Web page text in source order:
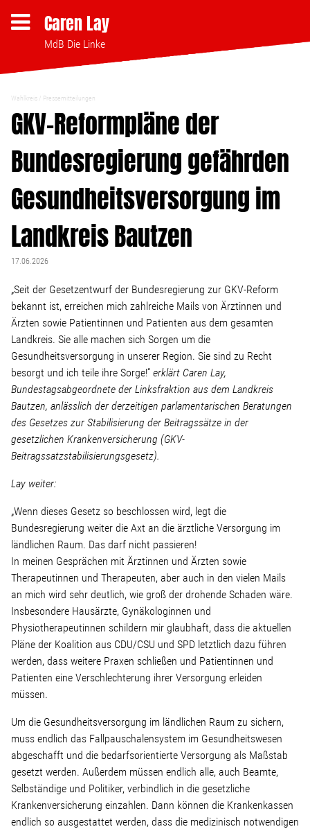
Caren Lay
MdB Die Linke
Themen
Bezahlbares Wohnen
Clubsterben stoppen
Strukturwandel
Linke Zukunftsdebatte
Sonstiges
Wahlkreis
Pressemitteilungen
Pressebilder
Service
Termine
Stellenangebot
Team
Transparenz
Mediathek
Wahlkreis Pressemitteilungen
GKV-Reformpläne der
Bundesregierung gefährden
Gesundheitsversorgung im
Landkreis Bautzen
17.06.2026
„Seit der Gesetzentwurf der Bundesregierung zur GKV-Reform
bekannt ist, erreichen mich zahlreiche Mails von Ärztinnen und
Ärzten sowie Patientinnen und Patienten aus dem gesamten
Landkreis. Sie alle machen sich Sorgen um die
Gesundheitsversorgung in unserer Region. Sie sind zu Recht
besorgt und ich teile ihre Sorge!“ erklärt Caren Lay,
Bundestagsabgeordnete der Linksfraktion aus dem Landkreis
Bautzen, anlässlich der derzeitigen parlamentarischen Beratungen
des Gesetzes zur Stabilisierung der Beitragssätze in der
gesetzlichen Krankenversicherung (GKV-
Beitragssatzstabilisierungsgesetz).
Lay weiter:
„Wenn dieses Gesetz so beschlossen wird, legt die
Bundesregierung weiter die Axt an die ärztliche Versorgung im
ländlichen Raum. Das darf nicht passieren!
In meinen Gesprächen mit Ärztinnen und Ärzten sowie
Therapeutinnen und Therapeuten, aber auch in den vielen Mails
an mich wird sehr deutlich, wie groß der drohende Schaden wäre.
Insbesondere Hausärzte, Gynäkologinnen und
Physiotherapeutinnen schildern mir glaubhaft, dass die aktuellen
Pläne der Koalition aus CDU/CSU und SPD letztlich dazu führen
werden, dass weitere Praxen schließen und Patientinnen und
Patienten eine Verschlechterung ihrer Versorgung erleiden
müssen.
Um die Gesundheitsversorgung im ländlichen Raum zu sichern,
muss endlich das Fallpauschalensystem im Gesundheitswesen
abgeschafft und die bedarfsorientierte Versorgung als Maßstab
gesetzt werden. Außerdem müssen endlich alle, auch Beamte,
Selbständige und Politiker, verbindlich in die gesetzliche
Krankenversicherung einzahlen. Dann können die Krankenkassen
endlich so ausgestattet werden, dass die medizinisch notwendigen